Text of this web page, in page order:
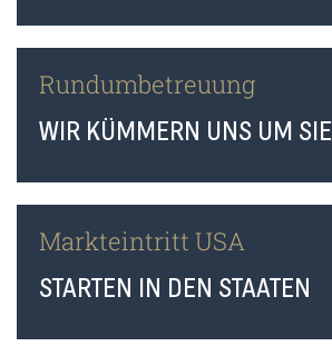
Rundumbetreuung
WIR KÜMMERN UNS UM SIE
Markteintritt USA
STARTEN IN DEN STAATEN